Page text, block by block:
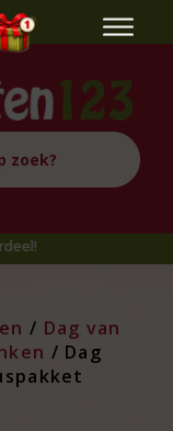
/ Dag van
/ Dag